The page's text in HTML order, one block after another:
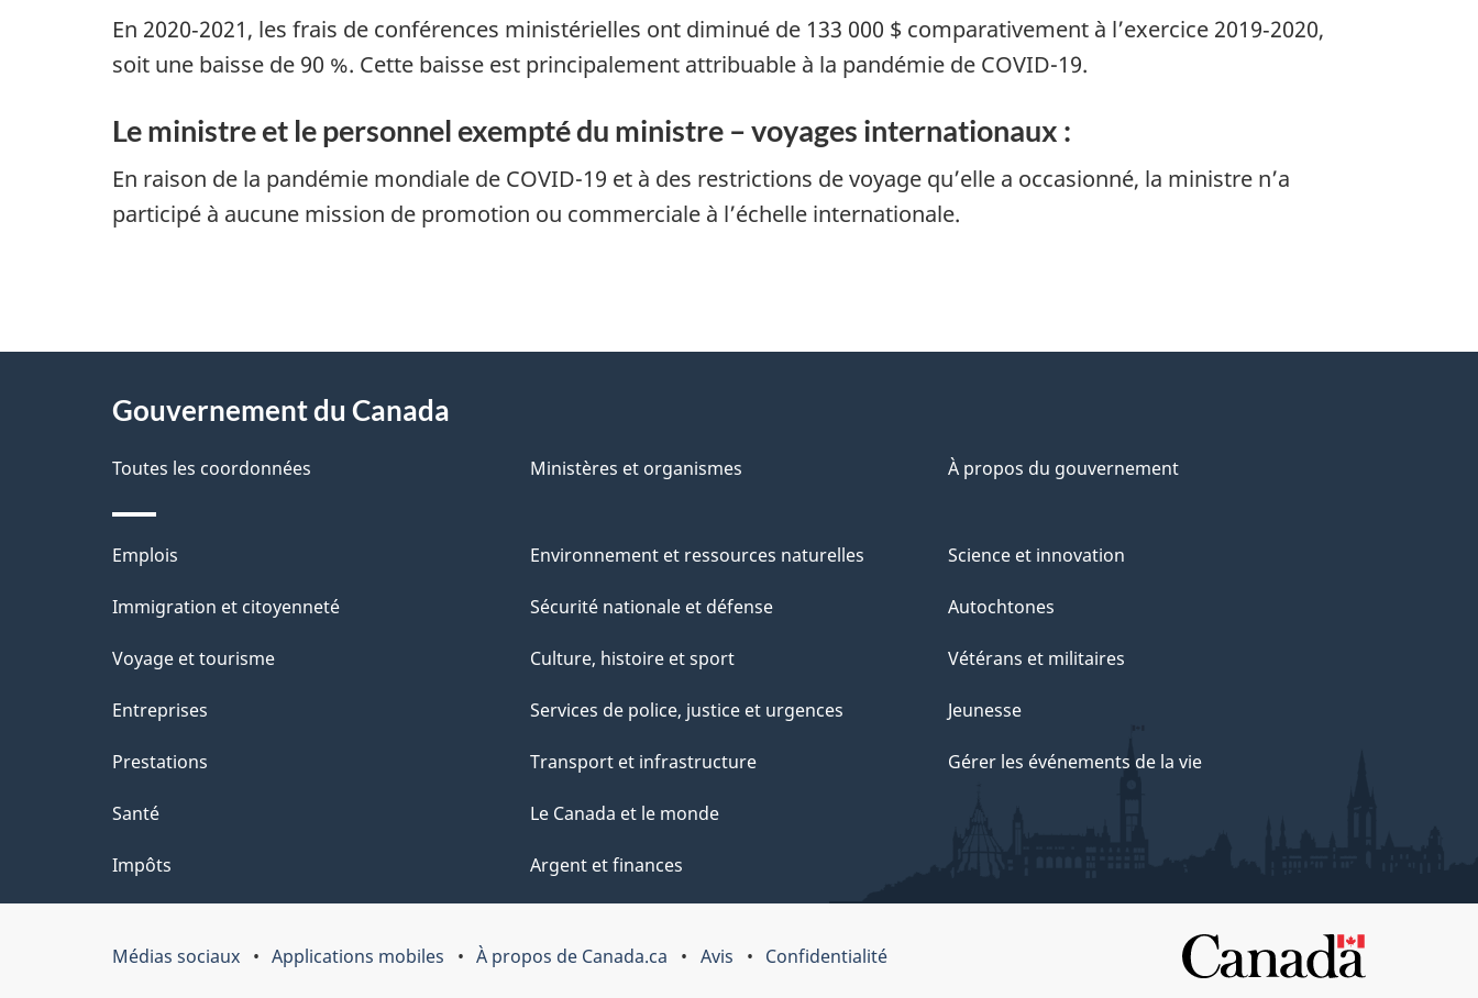
En 2020‑2021, les frais de conférences ministérielles ont diminué de 133 000 $ comparativement à l’exercice 2019‑2020,
soit une baisse de 90 %. Cette baisse est principalement attribuable à la pandémie de COVID-19.
Le ministre et le personnel exempté du ministre – voyages internationaux :
En raison de la pandémie mondiale de COVID-19 et à des restrictions de voyage qu’elle a occasionné, la ministre n’a
participé à aucune mission de promotion ou commerciale à l’échelle internationale.
D
é
t
a
i
l
d
e
l
p
a
g
e
Gouvernement du Canada
Toutes les coordonnées Ministères et organismes À propos du gouvernement
Thèmes
et
Emplois
Immigration et citoyenneté
Voyage et tourisme
Entreprises
Prestations
Santé
Impôts
Environnement et ressources naturelles
Sécurité nationale et défense
Culture, histoire et sport
Services de police, justice et urgences
Transport et infrastructure
Le Canada et le monde
Argent et finances
Science et innovation
Autochtones
Vétérans et militaires
Jeunesse
Gérer les événements de la vie
Organisation
Médias sociaux Applications mobiles À propos de Canada.ca Avis Confidentialité